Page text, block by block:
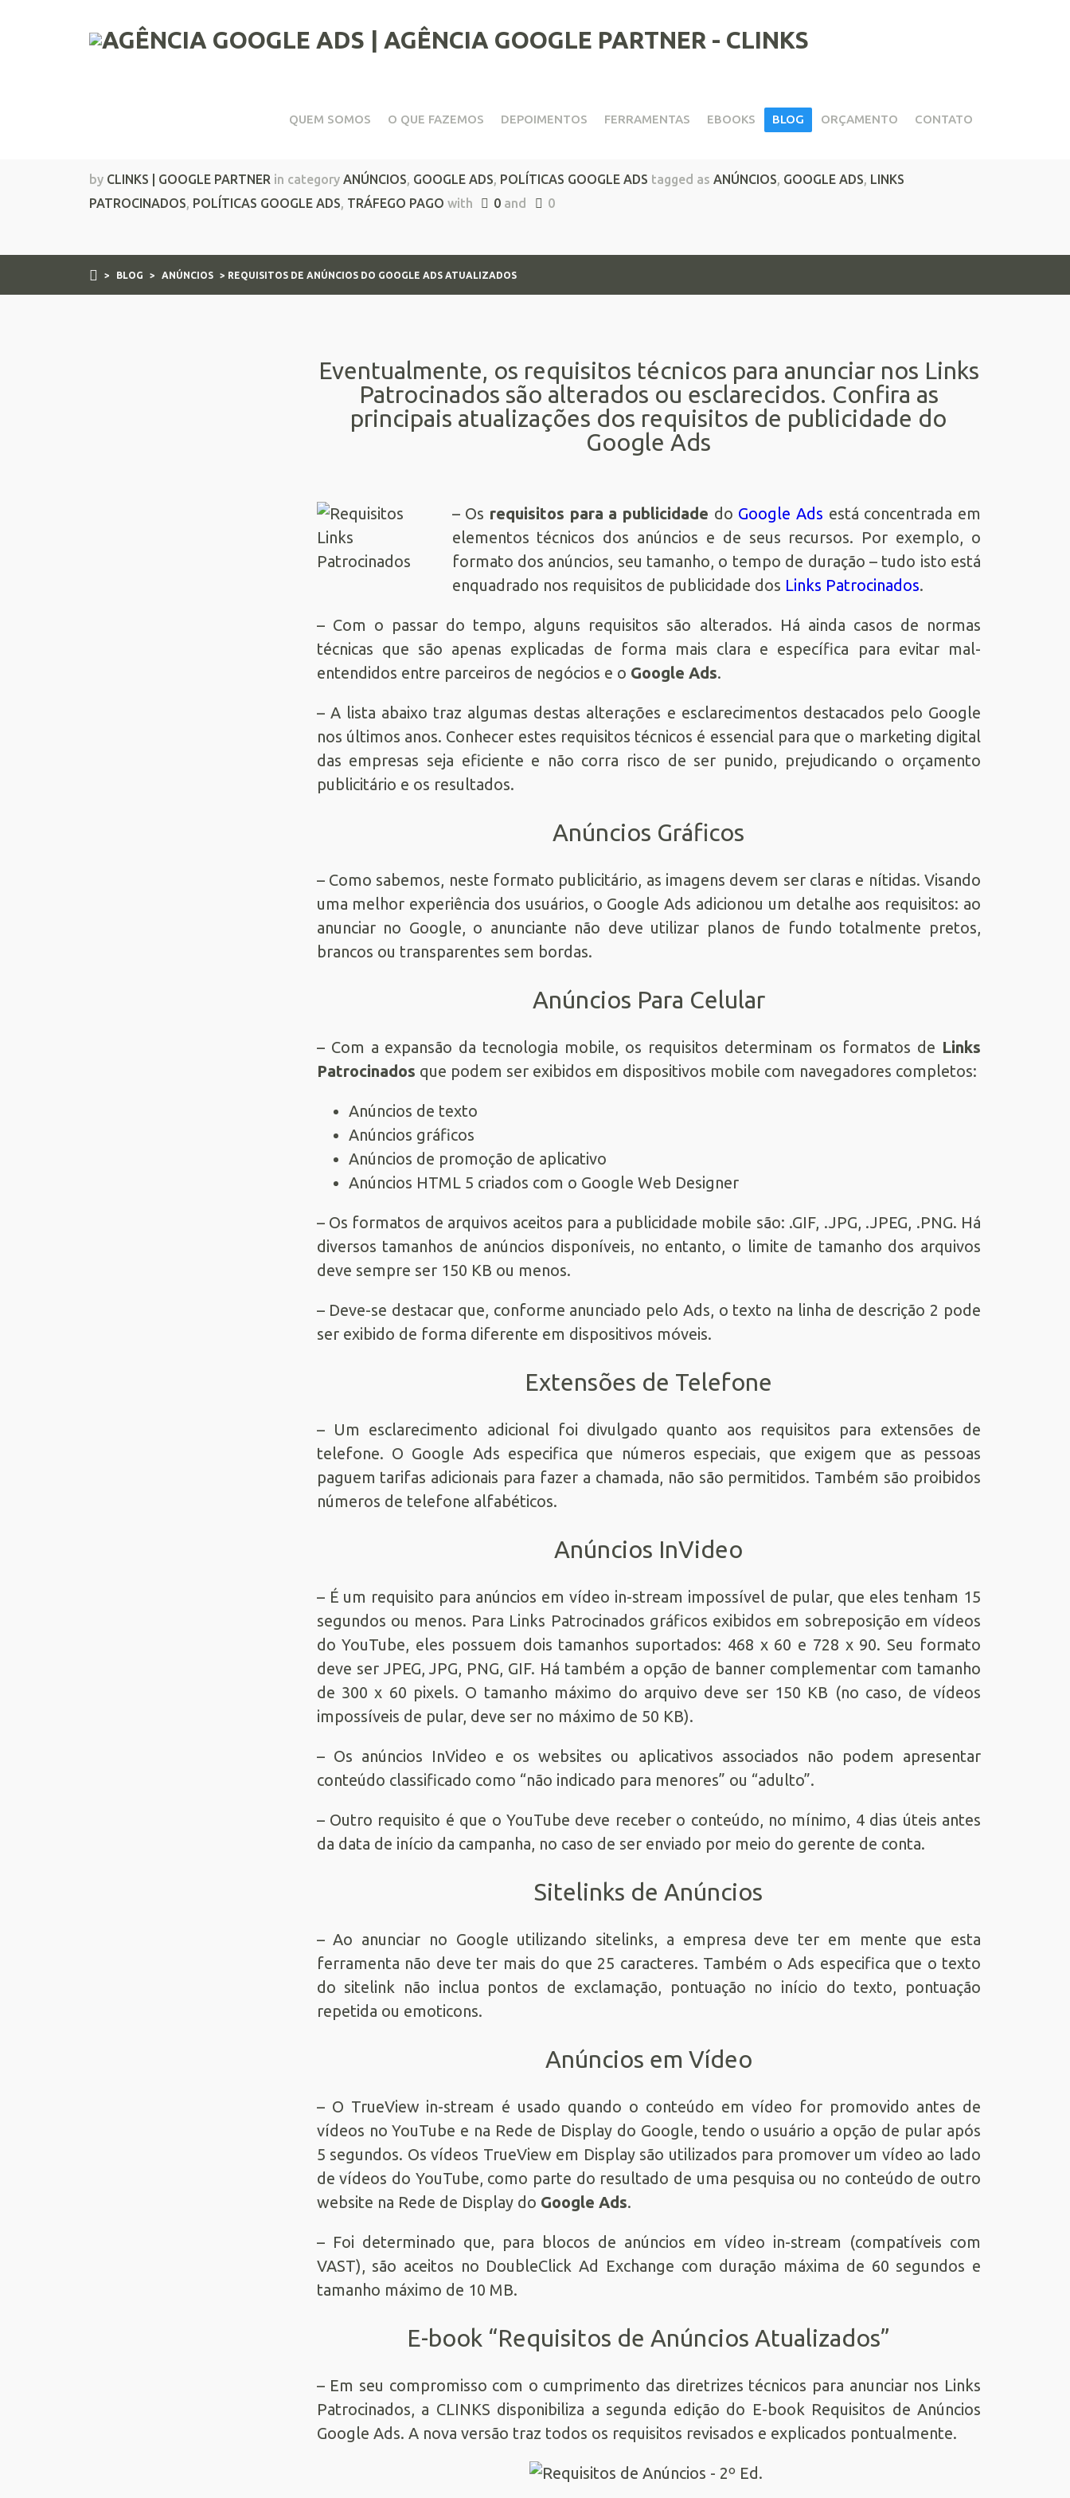
QUEM SOMOS O QUE FAZEMOS DEPOIMENTOS FERRAMENTAS EBOOKS BLOG ORÇAMENTO CONTATO
Requisitos de Anúncios do Google Ads Atualizados
by CLINKS | GOOGLE PARTNER in category ANÚNCIOS, GOOGLE ADS, POLÍTICAS GOOGLE ADS tagged as ANÚNCIOS, GOOGLE ADS, LINKS
PATROCINADOS, POLÍTICAS GOOGLE ADS, TRÁFEGO PAGO with 0 and 0
> BLOG > ANÚNCIOS > REQUISITOS DE ANÚNCIOS DO GOOGLE ADS ATUALIZADOS
Eventualmente, os requisitos técnicos para anunciar nos Links
Patrocinados são alterados ou esclarecidos. Confira as
principais atualizações dos requisitos de publicidade do
Google Ads
– Os requisitos para a publicidade do Google Ads está concentrada em
elementos técnicos dos anúncios e de seus recursos. Por exemplo, o
formato dos anúncios, seu tamanho, o tempo de duração – tudo isto está
enquadrado nos requisitos de publicidade dos Links Patrocinados.
– Com o passar do tempo, alguns requisitos são alterados. Há ainda casos de normas
técnicas que são apenas explicadas de forma mais clara e específica para evitar mal-
entendidos entre parceiros de negócios e o Google Ads.
– A lista abaixo traz algumas destas alterações e esclarecimentos destacados pelo Google
nos últimos anos. Conhecer estes requisitos técnicos é essencial para que o marketing digital
das empresas seja eficiente e não corra risco de ser punido, prejudicando o orçamento
publicitário e os resultados.
Anúncios Gráficos
– Como sabemos, neste formato publicitário, as imagens devem ser claras e nítidas. Visando
uma melhor experiência dos usuários, o Google Ads adicionou um detalhe aos requisitos: ao
anunciar no Google, o anunciante não deve utilizar planos de fundo totalmente pretos,
brancos ou transparentes sem bordas.
Anúncios Para Celular
– Com a expansão da tecnologia mobile, os requisitos determinam os formatos de Links
Patrocinados que podem ser exibidos em dispositivos mobile com navegadores completos:
Anúncios de texto
Anúncios gráficos
Anúncios de promoção de aplicativo
Anúncios HTML 5 criados com o Google Web Designer
– Os formatos de arquivos aceitos para a publicidade mobile são: .GIF, .JPG, .JPEG, .PNG. Há
diversos tamanhos de anúncios disponíveis, no entanto, o limite de tamanho dos arquivos
deve sempre ser 150 KB ou menos.
– Deve-se destacar que, conforme anunciado pelo Ads, o texto na linha de descrição 2 pode
ser exibido de forma diferente em dispositivos móveis.
Extensões de Telefone
– Um esclarecimento adicional foi divulgado quanto aos requisitos para extensões de
telefone. O Google Ads especifica que números especiais, que exigem que as pessoas
paguem tarifas adicionais para fazer a chamada, não são permitidos. Também são proibidos
números de telefone alfabéticos.
Anúncios InVideo
– É um requisito para anúncios em vídeo in-stream impossível de pular, que eles tenham 15
segundos ou menos. Para Links Patrocinados gráficos exibidos em sobreposição em vídeos
do YouTube, eles possuem dois tamanhos suportados: 468 x 60 e 728 x 90. Seu formato
deve ser JPEG, JPG, PNG, GIF. Há também a opção de banner complementar com tamanho
de 300 x 60 pixels. O tamanho máximo do arquivo deve ser 150 KB (no caso, de vídeos
impossíveis de pular, deve ser no máximo de 50 KB).
– Os anúncios InVideo e os websites ou aplicativos associados não podem apresentar
conteúdo classificado como “não indicado para menores” ou “adulto”.
– Outro requisito é que o YouTube deve receber o conteúdo, no mínimo, 4 dias úteis antes
da data de início da campanha, no caso de ser enviado por meio do gerente de conta.
Sitelinks de Anúncios
– Ao anunciar no Google utilizando sitelinks, a empresa deve ter em mente que esta
ferramenta não deve ter mais do que 25 caracteres. Também o Ads especifica que o texto
do sitelink não inclua pontos de exclamação, pontuação no início do texto, pontuação
repetida ou emoticons.
Anúncios em Vídeo
– O TrueView in-stream é usado quando o conteúdo em vídeo for promovido antes de
vídeos no YouTube e na Rede de Display do Google, tendo o usuário a opção de pular após
5 segundos. Os vídeos TrueView em Display são utilizados para promover um vídeo ao lado
de vídeos do YouTube, como parte do resultado de uma pesquisa ou no conteúdo de outro
website na Rede de Display do Google Ads.
– Foi determinado que, para blocos de anúncios em vídeo in-stream (compatíveis com
VAST), são aceitos no DoubleClick Ad Exchange com duração máxima de 60 segundos e
tamanho máximo de 10 MB.
E-book “Requisitos de Anúncios Atualizados”
– Em seu compromisso com o cumprimento das diretrizes técnicos para anunciar nos Links
Patrocinados, a CLINKS disponibiliza a segunda edição do E-book Requisitos de Anúncios
Google Ads. A nova versão traz todos os requisitos revisados e explicados pontualmente.